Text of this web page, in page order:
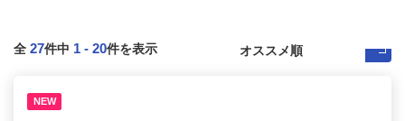
全 27件中 1 - 20件を表示
NEW